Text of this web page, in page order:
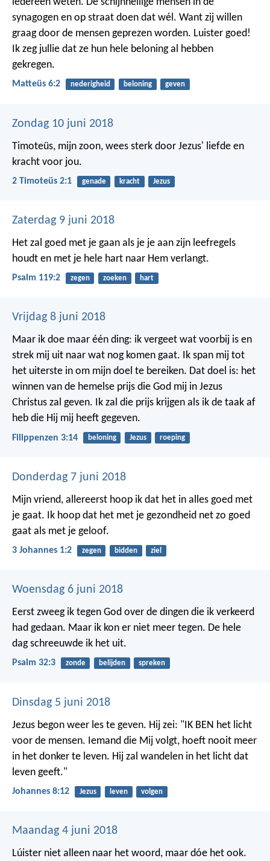
synagogen en op straat doen dat wél. Want zij willen
graag door de mensen geprezen worden. Luister goed!
Ik zeg jullie dat ze hun hele beloning al hebben
gekregen.
Matteüs 6:2 nederigheid beloning geven
Zondag 10 juni 2018
Timoteüs, mijn zoon, wees sterk door Jezus' liefde en
kracht voor jou.
2 Timoteüs 2:1 genade kracht Jezus
Zaterdag 9 juni 2018
Het zal goed met je gaan als je je aan zijn leefregels
houdt en met je hele hart naar Hem verlangt.
Psalm 119:2 zegen zoeken hart
Vrijdag 8 juni 2018
Maar ik doe maar één ding: ik vergeet wat voorbij is en
strek mij uit naar wat nog komen gaat. Ik span mij tot
het uiterste in om mijn doel te bereiken. Dat doel is: het
winnen van de hemelse prijs die God mij in Jezus
Christus zal geven. Ik zal die prijs krijgen als ik de taak af
heb die Hij mij heeft gegeven.
Filippenzen 3:14 beloning Jezus roeping
Donderdag 7 juni 2018
Mijn vriend, allereerst hoop ik dat het in alles goed met
je gaat. Ik hoop dat het met je gezondheid net zo goed
gaat als met je geloof.
3 Johannes 1:2 zegen bidden ziel
Woensdag 6 juni 2018
Eerst zweeg ik tegen God over de dingen die ik verkeerd
had gedaan. Maar ik kon er niet meer tegen. De hele
dag schreeuwde ik het uit.
Psalm 32:3 zonde belijden spreken
Dinsdag 5 juni 2018
Jezus begon weer les te geven. Hij zei: "IK BEN het licht
voor de mensen. Iemand die Mij volgt, hoeft nooit meer
in het donker te leven. Hij zal wandelen in het licht dat
leven geeft."
Johannes 8:12 Jezus leven volgen
Maandag 4 juni 2018
Lúister niet alleen naar het woord, maar dóe het ook.